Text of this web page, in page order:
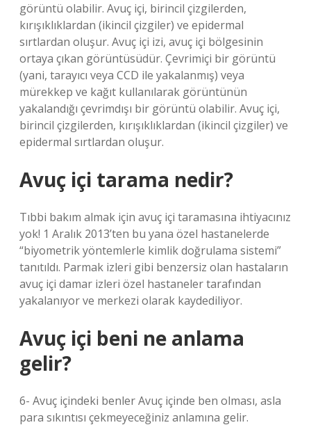
görüntü olabilir. Avuç içi, birincil çizgilerden,
kırışıklıklardan (ikincil çizgiler) ve epidermal
sırtlardan oluşur. Avuç içi izi, avuç içi bölgesinin
ortaya çıkan görüntüsüdür. Çevrimiçi bir görüntü
(yani, tarayıcı veya CCD ile yakalanmış) veya
mürekkep ve kağıt kullanılarak görüntünün
yakalandığı çevrimdışı bir görüntü olabilir. Avuç içi,
birincil çizgilerden, kırışıklıklardan (ikincil çizgiler) ve
epidermal sırtlardan oluşur.
Avuç içi tarama nedir?
Tıbbi bakım almak için avuç içi taramasına ihtiyacınız
yok! 1 Aralık 2013’ten bu yana özel hastanelerde
“biyometrik yöntemlerle kimlik doğrulama sistemi”
tanıtıldı. Parmak izleri gibi benzersiz olan hastaların
avuç içi damar izleri özel hastaneler tarafından
yakalanıyor ve merkezi olarak kaydediliyor.
Avuç içi beni ne anlama
gelir?
6- Avuç içindeki benler Avuç içinde ben olması, asla
para sıkıntısı çekmeyeceğiniz anlamına gelir.